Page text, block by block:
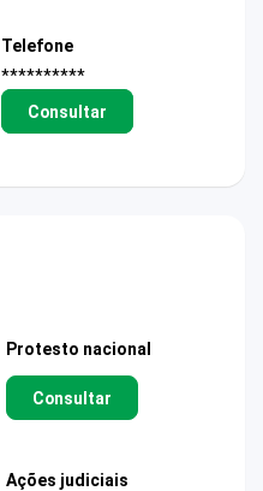
Telefone
**********
Consultar
Protesto nacional
Consultar
Ações judiciais